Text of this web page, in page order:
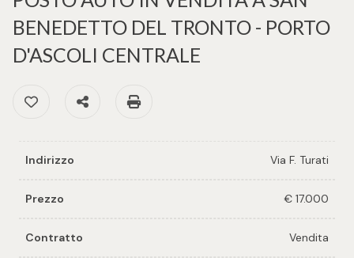
BENEDETTO DEL TRONTO - PORTO
D'ASCOLI CENTRALE
Preferiti: Cod. 34105
Condividi
Indirizzo Via F. Turati
Prezzo € 17.000
Contratto Vendita
Richiedi
immobile
vendi il
immobile
Contattaci
Provincia
Comune
-